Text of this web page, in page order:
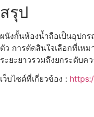
สรุป
ผนังกั้นห้องน้ำถือเป็นอุปก
ตัว การตัดสินใจเลือกที่เห
ระยะยาวรวมถึงยกระดับค
เว็บไซต์ที่เกี่ยวข้อง :